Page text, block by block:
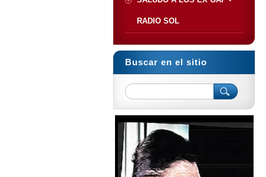
RADIO SOL
Buscar en el sitio